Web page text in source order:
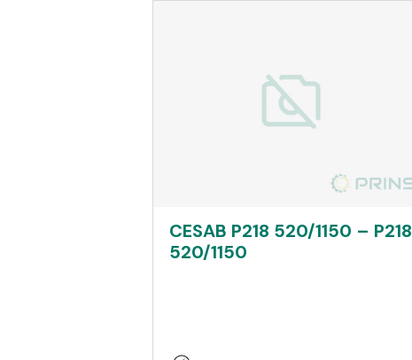
CESAB P218 520/1150 – P218
520/1150